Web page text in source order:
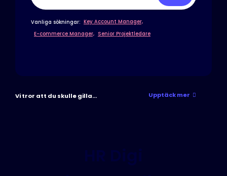
Vanliga sökningar: Key Account Manager,
E-commerce Manager,
Senior Projektledare
Vi tror att du skulle gilla... Upptäck mer